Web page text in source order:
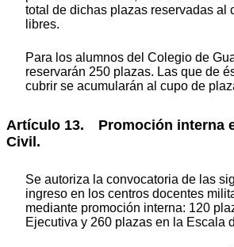
total de dichas plazas reservadas al
libres.
Para los alumnos del Colegio de
reservarán 250 plazas. Las que de
cubrir se acumularán al cupo de
Artículo 13. Promoción interna
Civil.
Se autoriza la convocatoria de las
ingreso en los centros docentes
mediante promoción interna: 120
Ejecutiva y 260 plazas en la Escala